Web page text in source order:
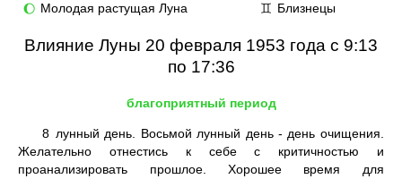
🌔 Молодая растущая Луна ♊ Близнецы
Влияние Луны 20 февраля 1953 года с 9:13
по 17:36
благоприятный период
8 лунный день. Восьмой лунный день - день очищения.
Желательно отнестись к себе с критичностью и
проанализировать прошлое. Хорошее время для